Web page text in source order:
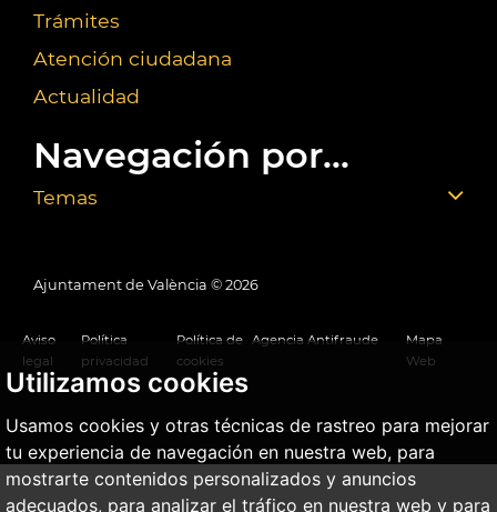
Utilizamos cookies
Usamos cookies y otras técnicas de rastreo para mejorar
tu experiencia de navegación en nuestra web, para
mostrarte contenidos personalizados y anuncios
adecuados, para analizar el tráfico en nuestra web y para
Trámites
Atención ciudadana
Actualidad
Navegación por...
Temas
Ajuntament de València © 2026
Aviso
legal
Política
privacidad
Política de
cookies
Agencia Antifraude
Mapa
Web